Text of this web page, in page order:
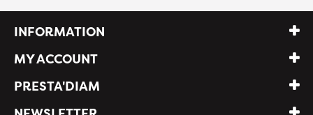
INFORMATION
MY ACCOUNT
PRESTA'DIAM